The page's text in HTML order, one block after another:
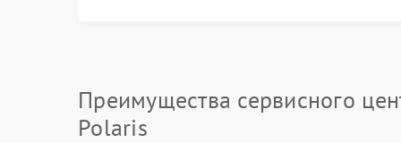
Преимущества сервисного
Polaris